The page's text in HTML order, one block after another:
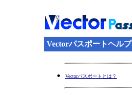
Vectorパスポートヘルプ
Vectorパスポートとは？